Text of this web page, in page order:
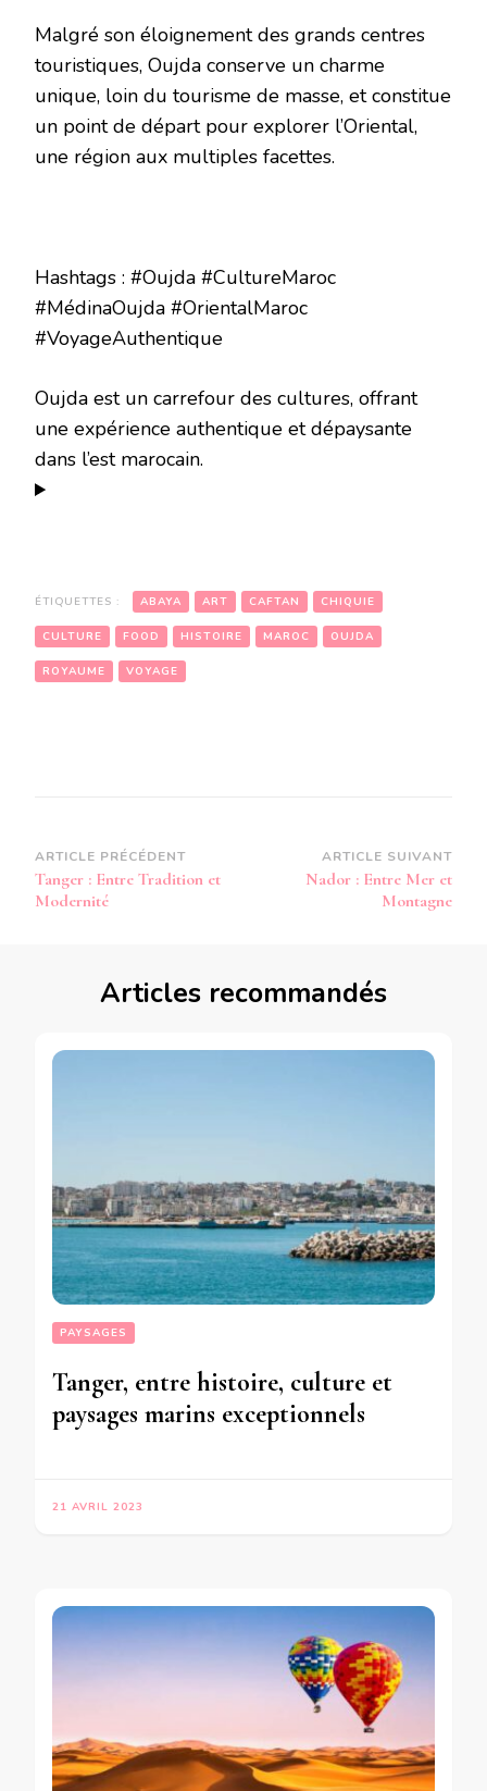
Malgré son éloignement des grands centres
touristiques, Oujda conserve un charme
unique, loin du tourisme de masse, et constitue
un point de départ pour explorer l’Oriental,
une région aux multiples facettes.
Hashtags : #Oujda #CultureMaroc
#MédinaOujda #OrientalMaroc
#VoyageAuthentique
Oujda est un carrefour des cultures, offrant
une expérience authentique et dépaysante
dans l’est marocain.
ÉTIQUETTES : ABAYA ART CAFTAN CHIQUIE
CULTURE FOOD HISTOIRE MAROC OUJDA
ROYAUME VOYAGE
Navigation
d’article
ARTICLE PRÉCÉDENT
Tanger : Entre Tradition et
Modernité
ARTICLE SUIVANT
Nador : Entre Mer et
Montagne
Articles recommandés
PAYSAGES
Tanger, entre histoire, culture et
paysages marins exceptionnels
21 AVRIL 2023